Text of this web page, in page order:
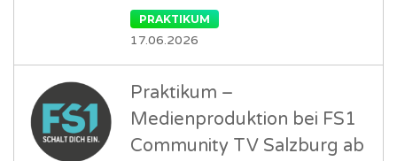
PRAKTIKUM
17.06.2026
Praktikum –
Medienproduktion bei FS1
Community TV Salzburg ab